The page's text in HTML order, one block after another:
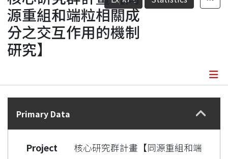
Researchers
Organizations
源重組和端粒相關成
分之交互作用的機制
研究】
Details
Primary Data
Project
核心研究群計畫【同源重組和端